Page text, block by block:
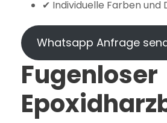
✔ Individuelle Farben und
Whatsapp Anfrage
Fugenloser